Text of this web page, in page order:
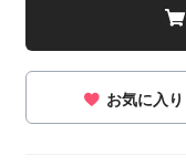
お気に入り